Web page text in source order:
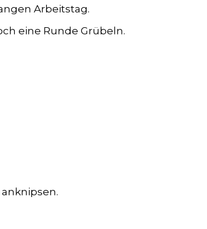
Arbeitstag.
eine Runde Grübeln.